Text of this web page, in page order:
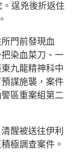
逞兇後折返住
門前發現血
染血菜刀、一
九龍精神科中
謀施襲，案件
區重案組第二
醒被送往伊利
極調查案件。